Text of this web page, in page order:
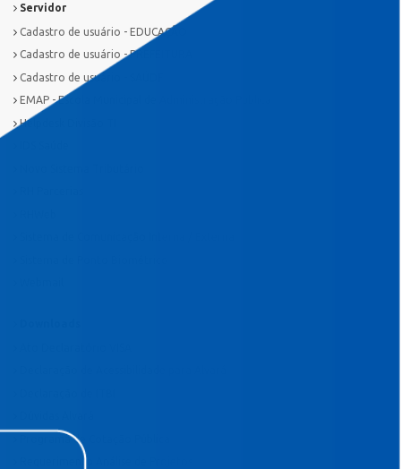
Servidor
Cadastro de usuário - EDUCAÇÃO
Cadastro de usuário - PREFEITURA
Cadastro de usuário - SAÚDE
EMAP - Escola Municipal de Administração Pública
Helpdesk Divisão TI
Programa de Cotação Pública